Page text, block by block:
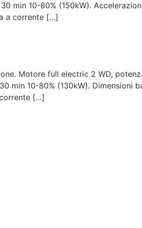
min 10-80% (150kW).
a corrente […]
Motore full electric 2 WD,
min 10-80% (130kW). Dimensioni
[…]